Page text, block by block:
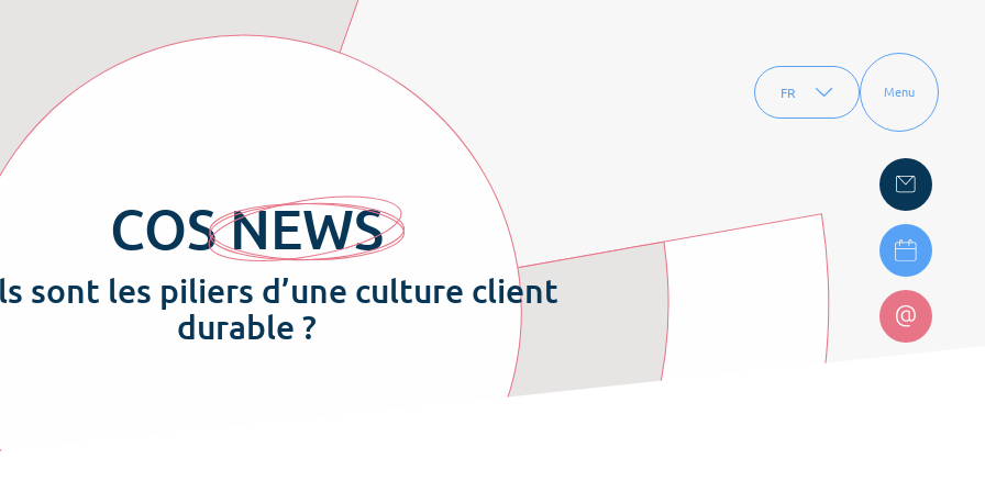
FR Menu
COSNEWS
sont les piliers d’une culture client
durable ?